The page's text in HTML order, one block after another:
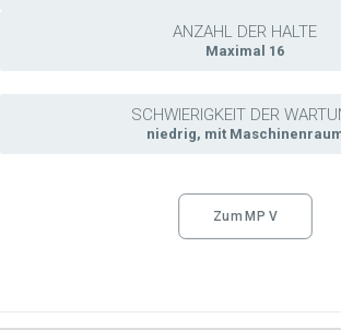
ANZAHL DER HALTE
Maximal 16
SCHWIERIGKEIT DER
niedrig, mit
Zum MP V